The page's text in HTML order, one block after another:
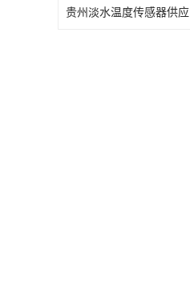
贵州淡水温度传感器供应